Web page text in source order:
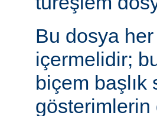
Bu dosya
içermelidir;
biçem başlık
gösterimlerin